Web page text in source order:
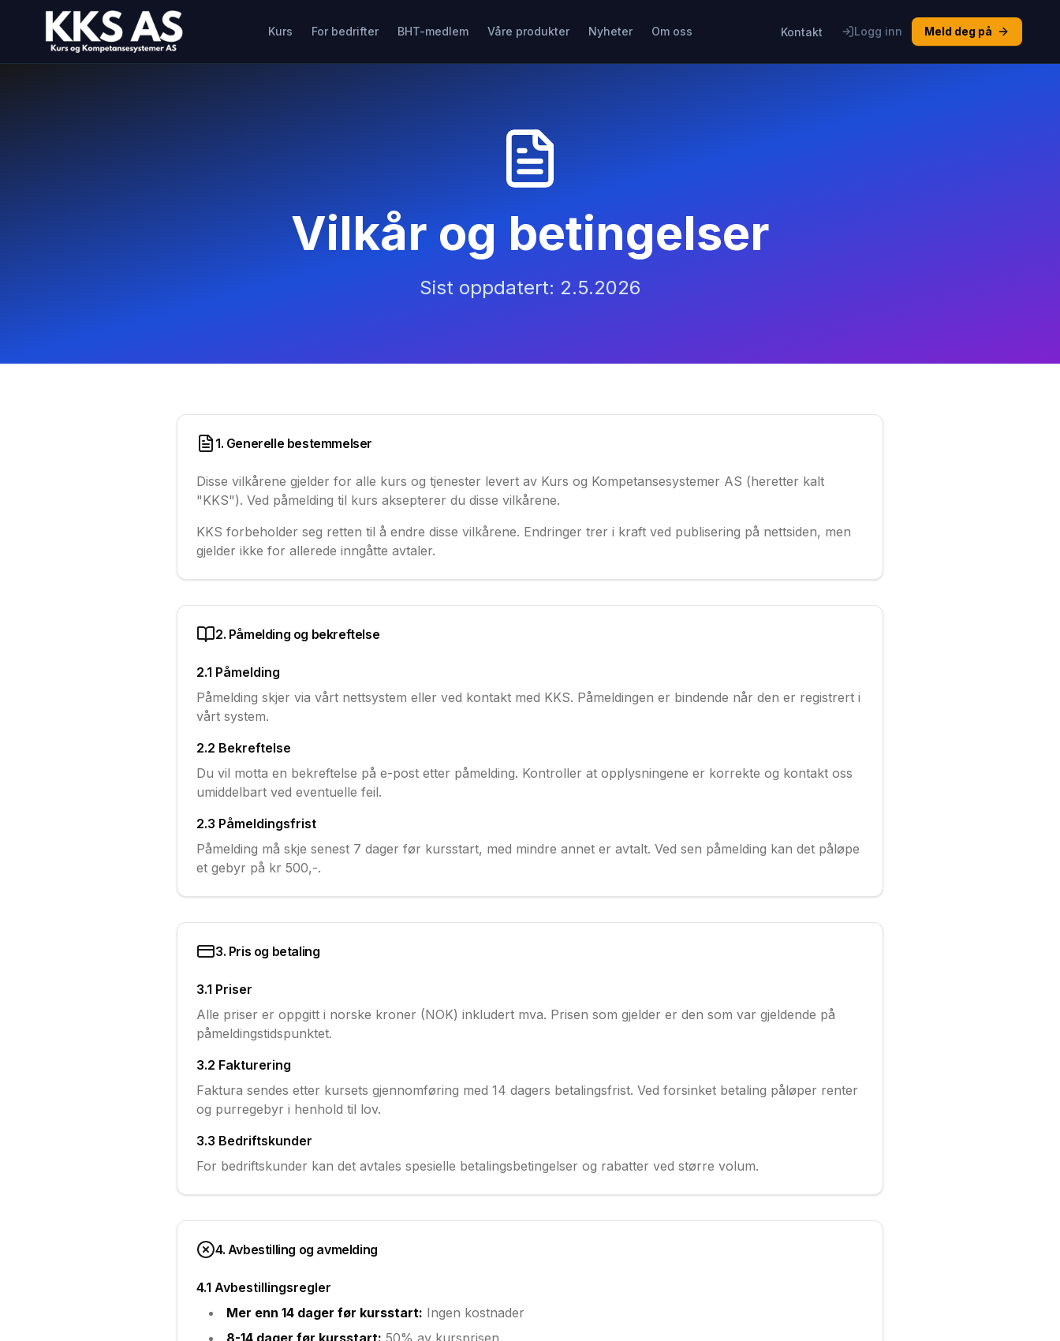
Kurs For bedrifter BHT-medlem Våre produkter Nyheter Om oss Kontakt Logg inn Meld deg på
Vilkår og betingelser
Sist oppdatert: 2.5.2026
1. Generelle bestemmelser
Disse vilkårene gjelder for alle kurs og tjenester levert av Kurs og Kompetansesystemer AS (heretter kalt
"KKS"). Ved påmelding til kurs aksepterer du disse vilkårene.
KKS forbeholder seg retten til å endre disse vilkårene. Endringer trer i kraft ved publisering på nettsiden, men
gjelder ikke for allerede inngåtte avtaler.
2. Påmelding og bekreftelse
2.1 Påmelding
Påmelding skjer via vårt nettsystem eller ved kontakt med KKS. Påmeldingen er bindende når den er registrert i
vårt system.
2.2 Bekreftelse
Du vil motta en bekreftelse på e-post etter påmelding. Kontroller at opplysningene er korrekte og kontakt oss
umiddelbart ved eventuelle feil.
2.3 Påmeldingsfrist
Påmelding må skje senest 7 dager før kursstart, med mindre annet er avtalt. Ved sen påmelding kan det påløpe
et gebyr på kr 500,-.
3. Pris og betaling
3.1 Priser
Alle priser er oppgitt i norske kroner (NOK) inkludert mva. Prisen som gjelder er den som var gjeldende på
påmeldingstidspunktet.
3.2 Fakturering
Faktura sendes etter kursets gjennomføring med 14 dagers betalingsfrist. Ved forsinket betaling påløper renter
og purregebyr i henhold til lov.
3.3 Bedriftskunder
For bedriftskunder kan det avtales spesielle betalingsbetingelser og rabatter ved større volum.
4. Avbestilling og avmelding
4.1 Avbestillingsregler
Mer enn 14 dager før kursstart: Ingen kostnader
8-14 dager før kursstart: 50% av kursprisen